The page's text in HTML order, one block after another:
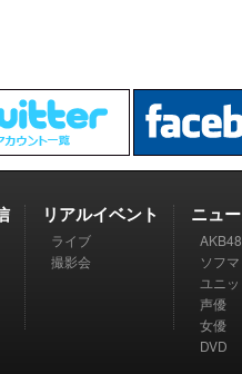
リアルイベント
ライブ
撮影会
ニュ
AKB48
ソフ
ユニ
声優
女優
DVD